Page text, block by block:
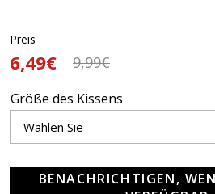
Preis
6,49€ 9,99€
Größe des Kissens
BENACHRICHTIGEN,